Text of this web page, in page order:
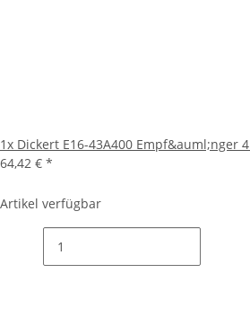
1x Dickert E16-43A400 Empf&auml;nger
64,42 € *
Artikel verfügbar